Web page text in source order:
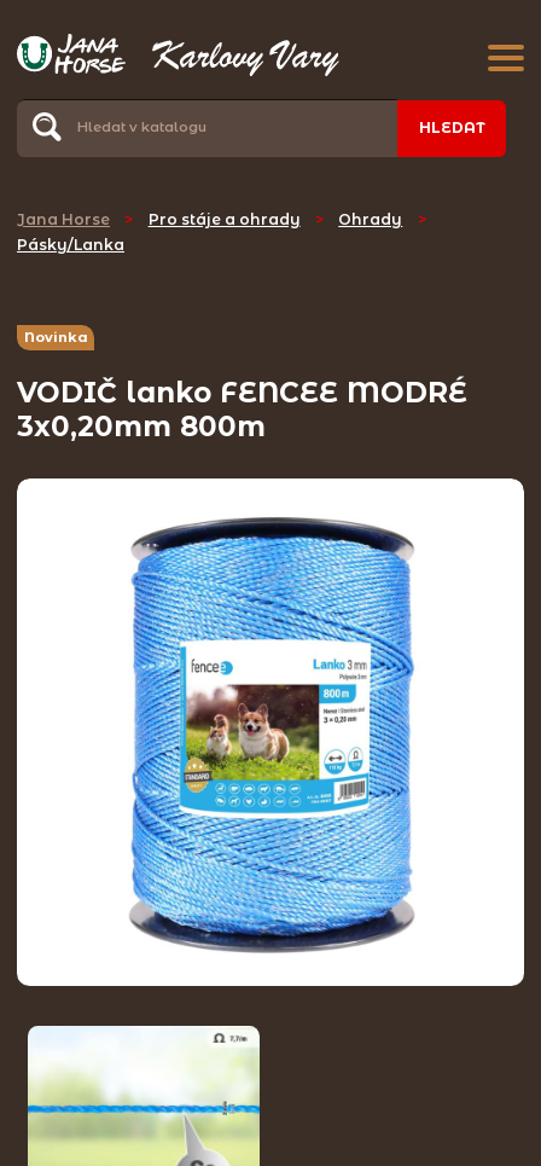
HLEDAT
Jana Horse > Pro stáje a ohrady > Ohrady
>
Pásky/Lanka
Novinka
VODIČ lanko FENCEE MODRÉ
3x0,20mm 800m